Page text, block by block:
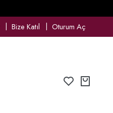
Bize Katıl Oturum Aç